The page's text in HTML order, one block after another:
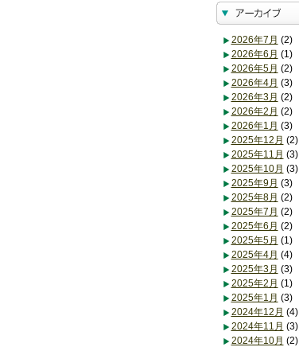
2026年7月 (2)
2026年6月 (1)
2026年5月 (2)
2026年4月 (3)
2026年3月 (2)
2026年2月 (2)
2026年1月 (3)
2025年12月 (2)
2025年11月 (3)
2025年10月 (3)
2025年9月 (3)
2025年8月 (2)
2025年7月 (2)
2025年6月 (2)
2025年5月 (1)
2025年4月 (4)
2025年3月 (3)
2025年2月 (1)
2025年1月 (3)
2024年12月 (4)
2024年11月 (3)
2024年10月 (2)